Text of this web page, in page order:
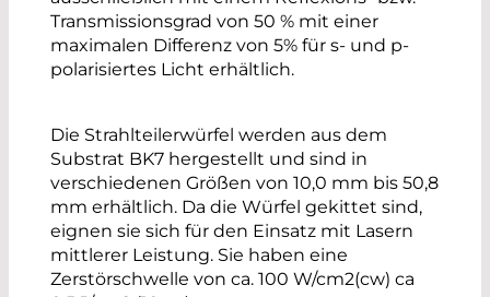
Transmissionsgrad von 50 % mit einer
maximalen Differenz von 5% für s- und p-
polarisiertes Licht erhältlich.
Die Strahlteilerwürfel werden aus dem
Substrat BK7 hergestellt und sind in
verschiedenen Größen von 10,0 mm bis 50,8
mm erhältlich. Da die Würfel gekittet sind,
eignen sie sich für den Einsatz mit Lasern
mittlerer Leistung. Sie haben eine
Zerstörschwelle von ca. 100 W/cm2(cw) ca